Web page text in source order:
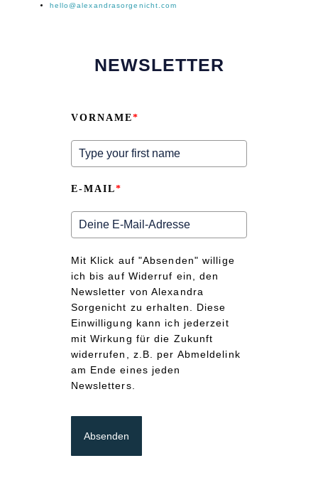
hello@alexandrasorgenicht.com
NEWSLETTER
VORNAME*
E-MAIL*
Mit Klick auf "Absenden" willige
ich bis auf Widerruf ein, den
Newsletter von Alexandra
Sorgenicht zu erhalten. Diese
Einwilligung kann ich jederzeit
mit Wirkung für die Zukunft
widerrufen, z.B. per Abmeldelink
am Ende eines jeden
Newsletters.
Absenden